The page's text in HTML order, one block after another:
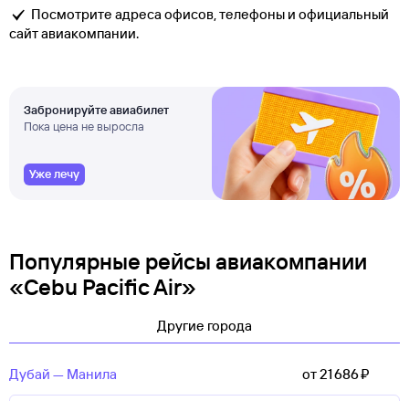
Посмотрите адреса офисов, телефоны и официальный
сайт авиакомпании.
Забронируйте авиабилет
Пока цена не выросла
Уже лечу
Популярные рейсы авиакомпании
«Cebu Pacific Air»
Другие города
Дубай — Манила от 21 ⁠686 ⁠₽